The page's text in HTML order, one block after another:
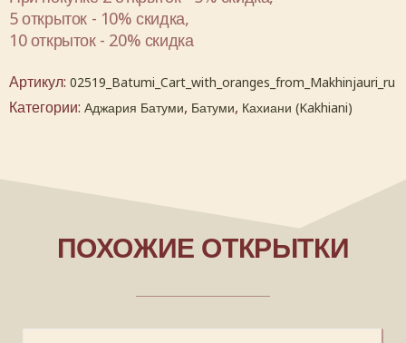
5 открыток - 10% скидка,
10 открыток - 20% скидка
Артикул: 02519_Batumi_Cart_with_oranges_from_Makhinjauri_ru
Категории: Аджария Батуми, Батуми, Кахиани (Kakhiani)
ПОХОЖИЕ ОТКРЫТКИ